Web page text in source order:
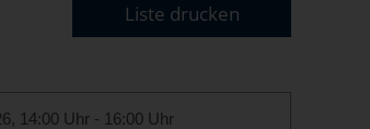
Liste drucken
14:00 Uhr - 16:00 Uhr